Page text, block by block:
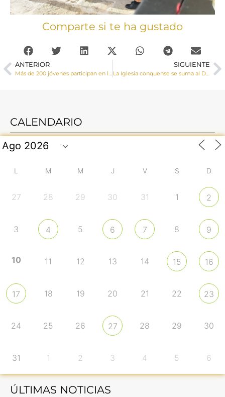
Comparte si te ha gustado
ANTERIOR
Más de 200 jóvenes participan en la XX Peregrinación+Misión de la diócesis de Cuenca
SIGUIENTE
La Iglesia conquense se suma al Día Internacional por el Trabajo Decente
CALENDARIO
L M M J V S D
27 28 29 30 31 1 2
3 4 5 6 7 8 9
10 11 12 13 14 15 16
17 18 19 20 21 22 23
24 25 26 27 28 29 30
31 1 2 3 4 5 6
ÚLTIMAS NOTICIAS